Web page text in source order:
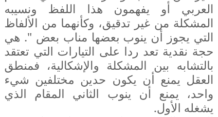
العربي أو يفهمون هذا اللفظ ونسيبه
المشكلة من غير تدقيق، وكأنهما من الألفاظ
التي يجوز أن ينوب بعضها مناب بعض ". هي
حجة نقدية تعد ردا على التيارات التي تعتقد
بالتشابه بين المشكلة والإشكالية، فمنطق
العقل يمنع أن يكون حدين مختلفين شيء
واحد، يمنع أن ينوب الثاني المقام الذي
يشغله الأول.